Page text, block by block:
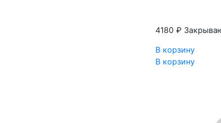
4180 ₽
В корзину
В корзину